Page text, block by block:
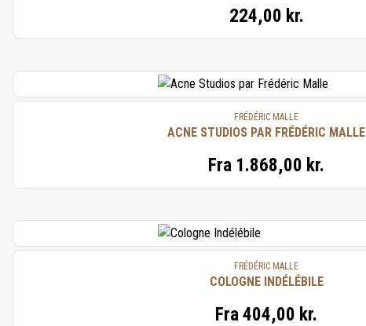
224,00 kr.
FRÉDÉRIC MALLE
ACNE STUDIOS PAR FRÉDÉRIC MALLE
Fra 1.868,00 kr.
FRÉDÉRIC MALLE
COLOGNE INDÉLÉBILE
Fra404,00 kr.